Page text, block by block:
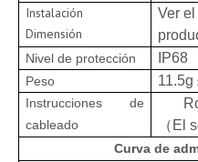
Instalación
Dimensión
Ver
Nivel de protección IP68
Peso 11.5g
Instrucciones de
cableado
（El
Curva de